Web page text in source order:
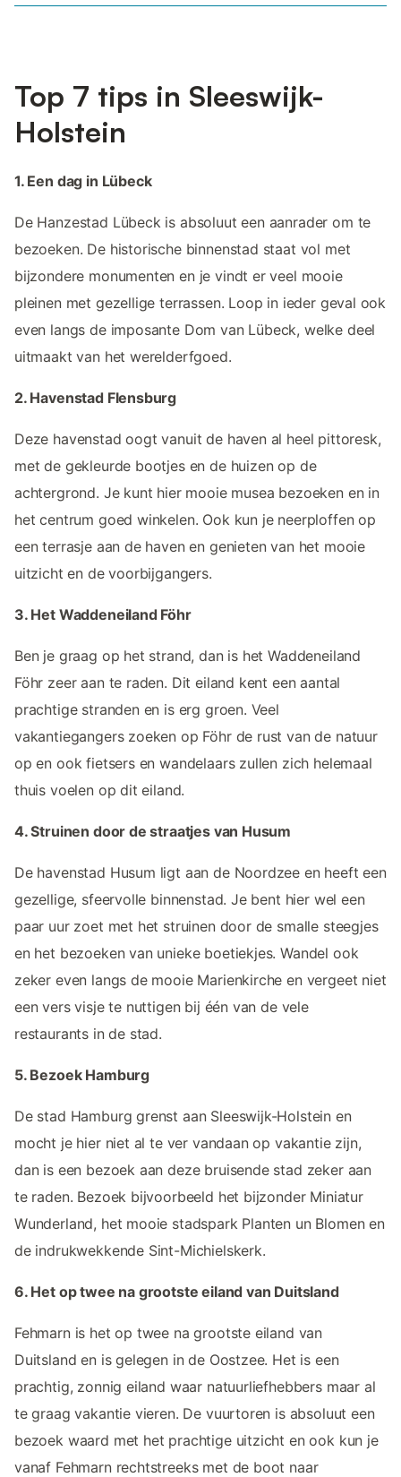
Top 7 tips in Sleeswijk-
Holstein
1. Een dag in Lübeck
De Hanzestad Lübeck is absoluut een aanrader om te
bezoeken. De historische binnenstad staat vol met
bijzondere monumenten en je vindt er veel mooie
pleinen met gezellige terrassen. Loop in ieder geval ook
even langs de imposante Dom van Lübeck, welke deel
uitmaakt van het werelderfgoed.
2. Havenstad Flensburg
Deze havenstad oogt vanuit de haven al heel pittoresk,
met de gekleurde bootjes en de huizen op de
achtergrond. Je kunt hier mooie musea bezoeken en in
het centrum goed winkelen. Ook kun je neerploffen op
een terrasje aan de haven en genieten van het mooie
uitzicht en de voorbijgangers.
3. Het Waddeneiland Föhr
Ben je graag op het strand, dan is het Waddeneiland
Föhr zeer aan te raden. Dit eiland kent een aantal
prachtige stranden en is erg groen. Veel
vakantiegangers zoeken op Föhr de rust van de natuur
op en ook fietsers en wandelaars zullen zich helemaal
thuis voelen op dit eiland.
4. Struinen door de straatjes van Husum
De havenstad Husum ligt aan de Noordzee en heeft een
gezellige, sfeervolle binnenstad. Je bent hier wel een
paar uur zoet met het struinen door de smalle steegjes
en het bezoeken van unieke boetiekjes. Wandel ook
zeker even langs de mooie Marienkirche en vergeet niet
een vers visje te nuttigen bij één van de vele
restaurants in de stad.
5. Bezoek Hamburg
De stad Hamburg grenst aan Sleeswijk-Holstein en
mocht je hier niet al te ver vandaan op vakantie zijn,
dan is een bezoek aan deze bruisende stad zeker aan
te raden. Bezoek bijvoorbeeld het bijzonder Miniatur
Wunderland, het mooie stadspark Planten un Blomen en
de indrukwekkende Sint-Michielskerk.
6. Het op twee na grootste eiland van Duitsland
Fehmarn is het op twee na grootste eiland van
Duitsland en is gelegen in de Oostzee. Het is een
prachtig, zonnig eiland waar natuurliefhebbers maar al
te graag vakantie vieren. De vuurtoren is absoluut een
bezoek waard met het prachtige uitzicht en ook kun je
vanaf Fehmarn rechtstreeks met de boot naar